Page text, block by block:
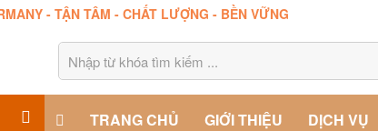
- TẬN TÂM - CHẤT LƯỢNG - BỀN VỮNG
TRANG CHỦ GIỚI THIỆU DỊCH VỤ